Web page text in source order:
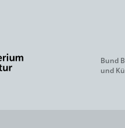
Bund
und